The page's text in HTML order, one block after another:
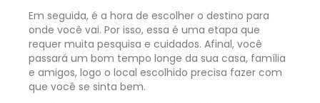
Em seguida, é a hora de escolher o destino para
onde você vai. Por isso, essa é uma etapa que
requer muita pesquisa e cuidados. Afinal, você
passará um bom tempo longe da sua casa, família
e amigos, logo o local escolhido precisa fazer com
que você se sinta bem.